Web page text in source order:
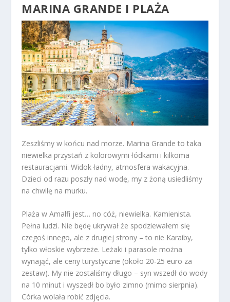
MARINA GRANDE I PLAŻA
Zeszliśmy w końcu nad morze. Marina Grande to taka
niewielka przystań z kolorowymi łódkami i kilkoma
restauracjami. Widok ładny, atmosfera wakacyjna.
Dzieci od razu poszły nad wodę, my z żoną usiedliśmy
na chwilę na murku.
Plaża w Amalfi jest… no cóż, niewielka. Kamienista.
Pełna ludzi. Nie będę ukrywał że spodziewałem się
czegoś innego, ale z drugiej strony – to nie Karaiby,
tylko włoskie wybrzeże. Leżaki i parasole można
wynająć, ale ceny turystyczne (około 20-25 euro za
zestaw). My nie zostaliśmy długo – syn wszedł do wody
na 10 minut i wyszedł bo było zimno (mimo sierpnia).
Córka wolała robić zdjęcia.